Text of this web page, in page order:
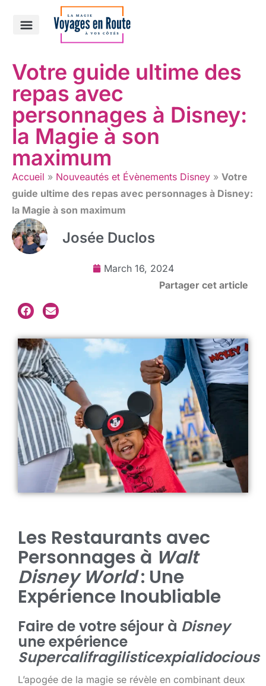
Votre guide ultime des
repas avec
personnages à Disney:
la Magie à son
maximum
Accueil » Nouveautés et Évènements Disney » Votre
guide ultime des repas avec personnages à Disney:
la Magie à son maximum
Josée Duclos
March 16, 2024
Partager cet article
Les Restaurants avec
Personnages à Walt
Disney World: Une
Expérience Inoubliable
Faire de votre séjour à Disney
une expérience
Supercalifragilisticexpialidocious
L’apogée de la magie se révèle en combinant deux